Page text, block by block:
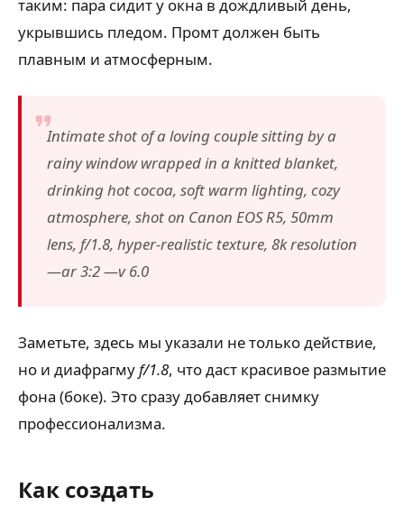
таким: пара сидит у окна в дождливый день,
укрывшись пледом. Промт должен быть
плавным и атмосферным.
Intimate shot of a loving couple sitting by a
rainy window wrapped in a knitted blanket,
drinking hot cocoa, soft warm lighting, cozy
atmosphere, shot on Canon EOS R5, 50mm
lens, f/1.8, hyper-realistic texture, 8k resolution
—ar 3:2 —v 6.0
Заметьте, здесь мы указали не только действие,
но и диафрагмуf/1.8, что даст красивое размытие
фона (боке). Это сразу добавляет снимку
профессионализма.
Как создать